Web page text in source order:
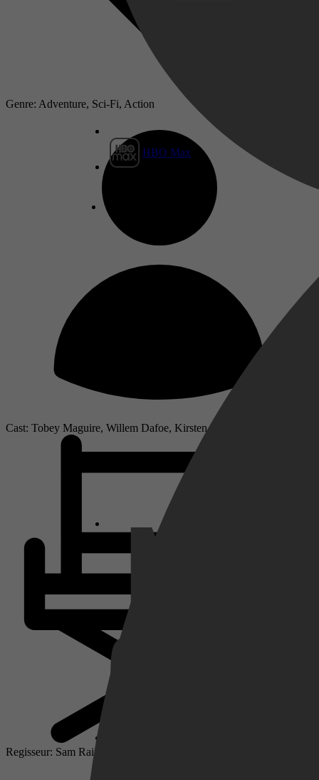
HBO Max
Genre: Adventure, Sci-Fi, Action
Cast: Tobey Maguire, Willem Dafoe, Kirsten Dunst
Regisseur: Sam Raimi